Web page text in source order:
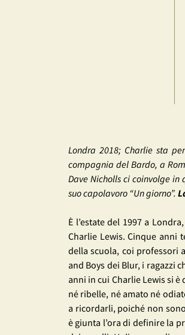
Londra 2018; Charlie sta
compagnia del Bardo, a
Dave Nicholls ci coinvolge
suo capolavoro “Un giorno”.
È l’estate del 1997 a
Charlie Lewis. Cinque anni
della scuola, coi professori
and Boys dei Blur, i ragazzi
anni in cui Charlie Lewis si
né ribelle, né amato né
a ricordarli, poiché non
è giunta l’ora di definire la